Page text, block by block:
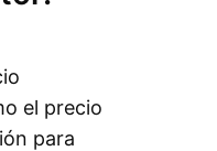
el precio
para